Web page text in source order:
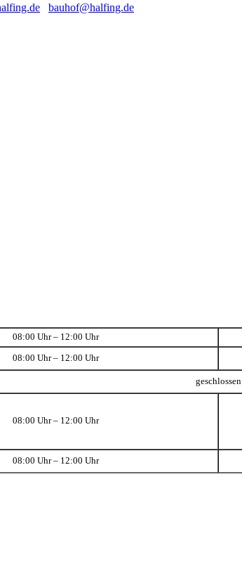
bauhof@halfing.de
08:00 Uhr – 12:00 Uhr
08:00 Uhr – 12:00 Uhr
geschlossen
08:00 Uhr – 12:00 Uhr
08:00 Uhr – 12:00 Uhr